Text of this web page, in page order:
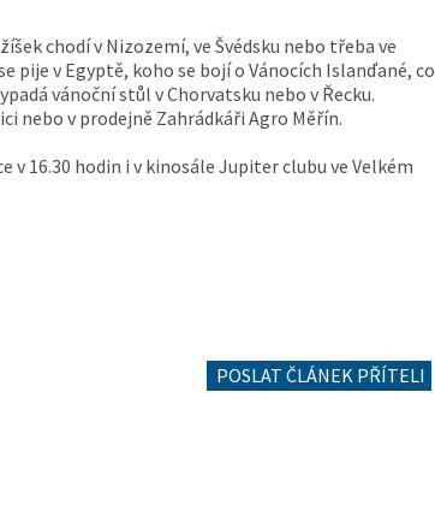
chodí v Nizozemí, ve Švédsku nebo třeba ve
pije v Egyptě, koho se bojí o Vánocích Islanďané, co
vánoční stůl v Chorvatsku nebo v Řecku.
nebo v prodejně Zahrádkáři Agro Měřín.
v 16.30 hodin i v kinosále Jupiter clubu ve Velkém
POSLAT ČLÁNEK PŘÍTELI